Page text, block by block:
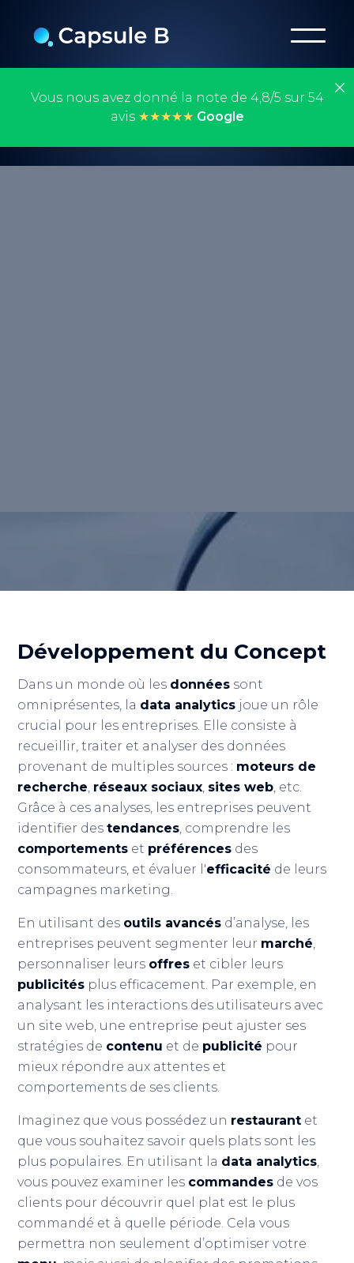
Vous nous avez donné la note de 4,8/5 sur 54
avis ★★★★★ Google
Développement du Concept
Dans un monde où les données sont
omniprésentes, la data analytics joue un rôle
crucial pour les entreprises. Elle consiste à
recueillir, traiter et analyser des données
provenant de multiples sources : moteurs de
recherche, réseaux sociaux, sites web, etc.
Grâce à ces analyses, les entreprises peuvent
identifier destendances, comprendre les
comportements et préférences des
consommateurs, et évaluer l'efficacité de leurs
campagnes marketing.
En utilisant des outils avancés d’analyse, les
entreprises peuvent segmenter leur marché,
personnaliser leurs offres et cibler leurs
publicités plus efficacement. Par exemple, en
analysant les interactions des utilisateurs avec
un site web, une entreprise peut ajuster ses
stratégies de contenu et de publicité pour
mieux répondre aux attentes et
comportements de ses clients.
Imaginez que vous possédez un restaurant et
que vous souhaitez savoir quels plats sont les
plus populaires. En utilisant la data analytics,
vous pouvez examiner les commandes de vos
clients pour découvrir quel plat est le plus
commandé et à quelle période. Cela vous
permettra non seulement d’optimiser votre